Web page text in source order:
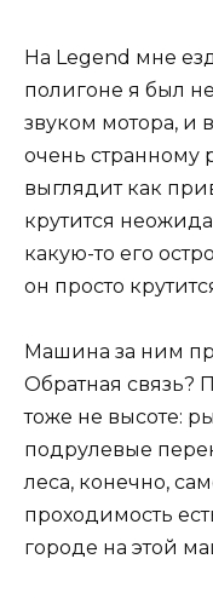
На Legend мне
полигоне я был
звуком мотора, и
очень странному
выглядит как
крутится
какую-то его
он просто
Машина за ним
Обратная связь?
тоже не высоте:
подрулевые
леса, конечно,
проходимость
городе на этой